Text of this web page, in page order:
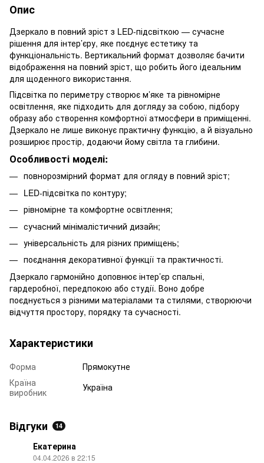
Опис
Дзеркало в повний зріст з LED-підсвіткою — сучасне
рішення для інтер’єру, яке поєднує естетику та
функціональність. Вертикальний формат дозволяє бачити
відображення на повний зріст, що робить його ідеальним
для щоденного використання.
Підсвітка по периметру створює м’яке та рівномірне
освітлення, яке підходить для догляду за собою, підбору
образу або створення комфортної атмосфери в приміщенні.
Дзеркало не лише виконує практичну функцію, а й візуально
розширює простір, додаючи йому світла та глибини.
Особливості моделі:
повнорозмірний формат для огляду в повний зріст;
LED-підсвітка по контуру;
рівномірне та комфортне освітлення;
сучасний мінімалістичний дизайн;
універсальність для різних приміщень;
поєднання декоративної функції та практичності.
Дзеркало гармонійно доповнює інтер’єр спальні,
гардеробної, передпокою або студії. Воно добре
поєднується з різними матеріалами та стилями, створюючи
відчуття простору, порядку та сучасності.
Характеристики
Форма
Прямокутне
Країна
виробник
Україна
Відгуки 14
Екатерина
04.04.2026 в 22:15